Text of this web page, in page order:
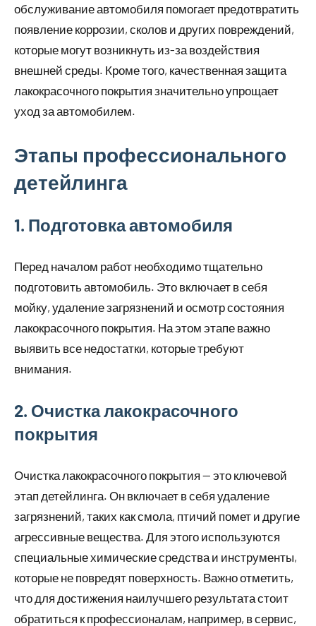
обслуживание автомобиля помогает предотвратить
появление коррозии, сколов и других повреждений,
которые могут возникнуть из-за воздействия
внешней среды. Кроме того, качественная защита
лакокрасочного покрытия значительно упрощает
уход за автомобилем.
Этапы профессионального
детейлинга
1. Подготовка автомобиля
Перед началом работ необходимо тщательно
подготовить автомобиль. Это включает в себя
мойку, удаление загрязнений и осмотр состояния
лакокрасочного покрытия. На этом этапе важно
выявить все недостатки, которые требуют
внимания.
2. Очистка лакокрасочного
покрытия
Очистка лакокрасочного покрытия — это ключевой
этап детейлинга. Он включает в себя удаление
загрязнений, таких как смола, птичий помет и другие
агрессивные вещества. Для этого используются
специальные химические средства и инструменты,
которые не повредят поверхность. Важно отметить,
что для достижения наилучшего результата стоит
обратиться к профессионалам, например, в сервис,